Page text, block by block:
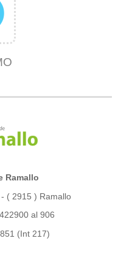
Ramallo
( 2915 ) Ramallo
al 906
(Int 217)